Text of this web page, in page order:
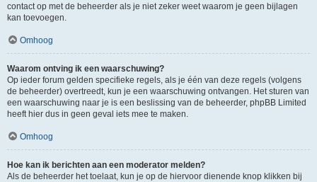
contact op met de beheerder als je niet zeker weet waarom je geen bijlagen
kan toevoegen.
Omhoog
Waarom ontving ik een waarschuwing?
Op ieder forum gelden specifieke regels, als je één van deze regels (volgens
de beheerder) overtreedt, kun je een waarschuwing ontvangen. Het sturen van
een waarschuwing naar je is een beslissing van de beheerder, phpBB Limited
heeft hier dus in geen geval iets mee te maken.
Omhoog
Hoe kan ik berichten aan een moderator melden?
Als de beheerder het toelaat, kun je op de hiervoor dienende knop klikken bij